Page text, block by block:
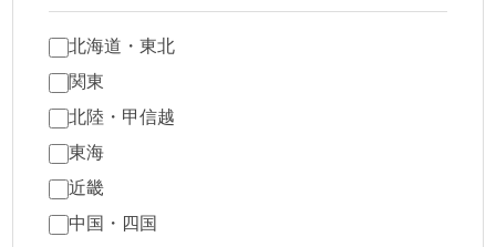
北海道・東北
関東
北陸・甲信越
東海
近畿
中国・四国